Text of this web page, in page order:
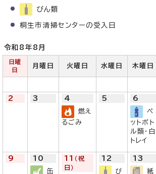
びん類
桐生市清掃センターの受入日
令和8年 8月
日曜
日
月曜日 火曜日 水曜日 木曜日
2
3 4
燃え
るごみ
5 6
ペ
ットボト
ル類・白
トレイ
9 10
缶
11 （祝
日）
12
び
13
紙